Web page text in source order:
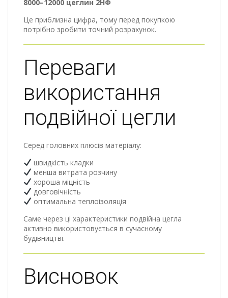
8000–12000 цеглин 2НФ
Це приблизна цифра, тому перед покупкою
потрібно зробити точний розрахунок.
Переваги
використання
подвійної цегли
Серед головних плюсів матеріалу:
швидкість кладки
менша витрата розчину
хороша міцність
довговічність
оптимальна теплоізоляція
Саме через ці характеристики подвійна цегла
активно використовується в сучасному
будівництві.
Висновок